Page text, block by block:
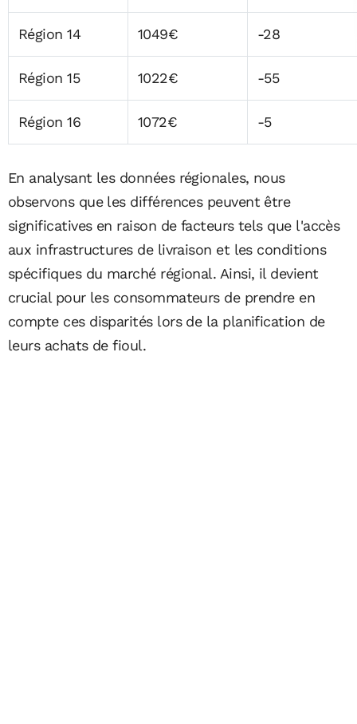
Région 14 1049€ -28
Région 15 1022€ -55
Région 16 1072€ -5
En analysant les données régionales, nous
observons que les différences peuvent être
significatives en raison de facteurs tels que l'accès
aux infrastructures de livraison et les conditions
spécifiques du marché régional. Ainsi, il devient
crucial pour les consommateurs de prendre en
compte ces disparités lors de la planification de
leurs achats de fioul.